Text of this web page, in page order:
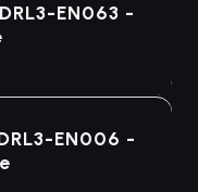
EN063 -
EN006 -